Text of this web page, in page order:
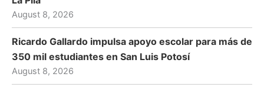
August 8, 2026
Ricardo Gallardo impulsa apoyo escolar para más de
350 mil estudiantes en San Luis Potosí
August 8, 2026